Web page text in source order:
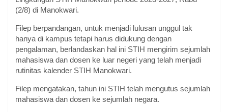
(2/8) di Manokwari.
Filep berpandangan, untuk menjadi lulusan unggul tak
hanya di kampus tetapi harus didukung dengan
pengalaman, berlandaskan hal ini STIH mengirim sejumlah
mahasiswa dan dosen ke luar negeri yang telah menjadi
rutinitas kalender STIH Manokwari.
Filep mengatakan, tahun ini STIH telah mengutus sejumlah
mahasiswa dan dosen ke sejumlah negara.